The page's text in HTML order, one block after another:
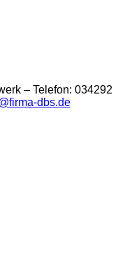
– Telefon: 034292
dbs.de